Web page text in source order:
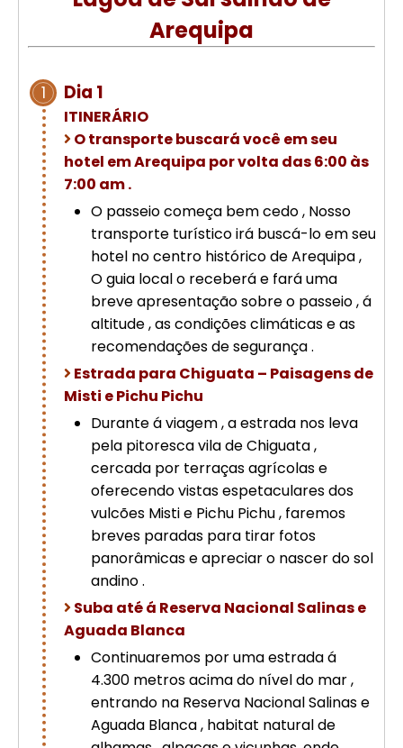
Cusco – Acomodação em hotel 4
estrelas | Machu Picchu
Excursão de luxo de 8 dias em
Cusco: Machu Picchu + hotel 4
Arequipa
1 Dia 1
ITINERÁRIO
O transporte buscará você em seu
hotel em Arequipa por volta das 6:00 às
7:00 am .
O passeio começa bem cedo , Nosso
transporte turístico irá buscá-lo em seu
hotel no centro histórico de Arequipa ,
O guia local o receberá e fará uma
breve apresentação sobre o passeio , á
altitude , as condições climáticas e as
recomendações de segurança .
Estrada para Chiguata – Paisagens de
Misti e Pichu Pichu
Durante á viagem , a estrada nos leva
pela pitoresca vila de Chiguata ,
cercada por terraças agrícolas e
oferecendo vistas espetaculares dos
vulcões Misti e Pichu Pichu , faremos
breves paradas para tirar fotos
panorâmicas e apreciar o nascer do sol
andino .
Suba até á Reserva Nacional Salinas e
Aguada Blanca
Continuaremos por uma estrada á
4.300 metros acima do nível do mar ,
entrando na Reserva Nacional Salinas e
Aguada Blanca , habitat natural de